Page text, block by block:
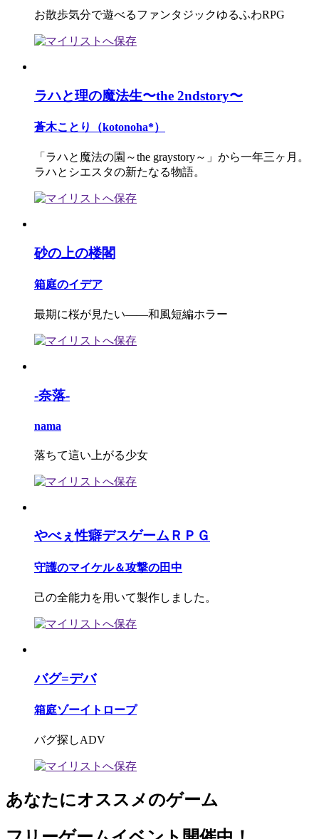
お散歩気分で遊べるファンタジックゆるふわRPG
ラハと理の魔法生〜the 2ndstory〜
蒼木ことり（kotonoha*）
「ラハと魔法の園～the graystory～」から一年三ヶ月。
ラハとシエスタの新たなる物語。
砂の上の楼閣
箱庭のイデア
最期に桜が見たい――和風短編ホラー
-奈落-
nama
落ちて這い上がる少女
やべぇ性癖デスゲームＲＰＧ
守護のマイケル＆攻撃の田中
己の全能力を用いて製作しました。
バグ=デバ
箱庭ゾーイトロープ
バグ探しADV
あなたにオススメのゲーム